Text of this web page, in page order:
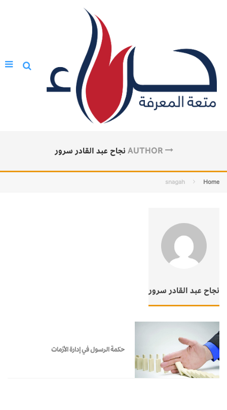
AUTHOR نجاح عبد القادر سرور
Home
snagah
نجاح عبد القادر سرور
حكمة الرسول في إدارة الأزمات